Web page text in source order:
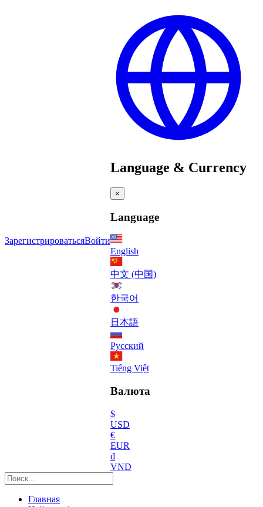
ЗарегистрироватьсяВойти
Language & Currency
×
Language
English
中文 (中国)
한국어
日本語
Русский
Tiếng Việt
Валюта
$
USD
€
EUR
₫
VND
Главная